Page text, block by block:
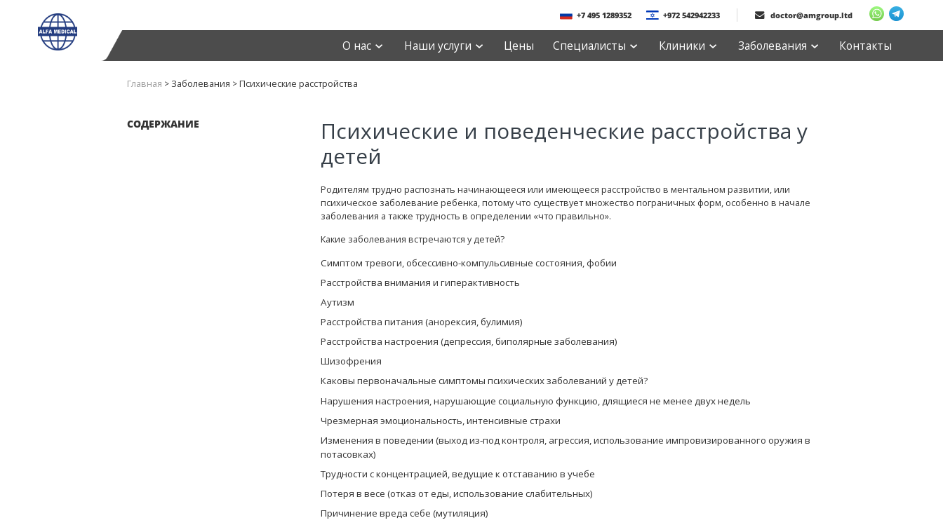
+7 495 1289352 +972 542942233 doctor@amgroup.ltd
О нас Наши услуги Цены Специалисты Клиники Заболевания Контакты
Главная > Заболевания >Психические расстройства
СОДЕРЖАНИЕ
Психические и поведенческие расстройства у
детей
Родителям трудно распознать начинающееся или имеющееся расстройство в ментальном развитии, или
психическое заболевание ребенка, потому что существует множество пограничных форм, особенно в начале
заболевания а также трудность в определении «что правильно».
Какие заболевания встречаются у детей?
Симптом тревоги, обсессивно-компульсивные состояния, фобии
Расстройства внимания и гиперактивность
Аутизм
Расстройства питания (анорексия, булимия)
Расстройства настроения (депрессия, биполярные заболевания)
Шизофрения
Каковы первоначальные симптомы психических заболеваний у детей?
Нарушения настроения, нарушающие социальную функцию, длящиеся не менее двух недель
Чрезмерная эмоциональность, интенсивные страхи
Изменения в поведении (выход из-под контроля, агрессия, использование импровизированного оружия в
потасовках)
Трудности с концентрацией, ведущие к отставанию в учебе
Потеря в весе (отказ от еды, использование слабительных)
Причинение вреда себе (мутиляция)